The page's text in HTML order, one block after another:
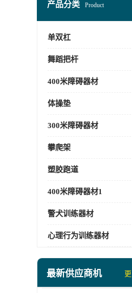
产品分类 Product
单双杠
舞蹈把杆
400米障碍器材
体操垫
300米障碍器材
攀爬架
塑胶跑道
400米障碍器材1
警犬训练器材
心理行为训练器材
最新供应商机